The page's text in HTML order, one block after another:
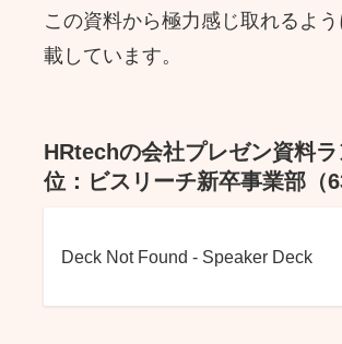
この資料から極力感じ取れるよ
載しています。
HRtechの会社プレゼン資料
位：ビスリーチ新卒事業部（
Deck Not Found - Speaker Deck